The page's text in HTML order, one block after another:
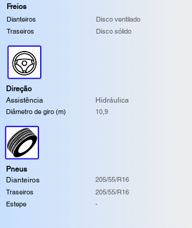
Freios
Dianteiros
Disco ventilado
Traseiros
Disco sólido
Direção
Assistência
Hidráulica
Diâmetro de giro (m)
10,9
Pneus
Dianteiros
205/55/R16
Traseiros
205/55/R16
Estepe
-